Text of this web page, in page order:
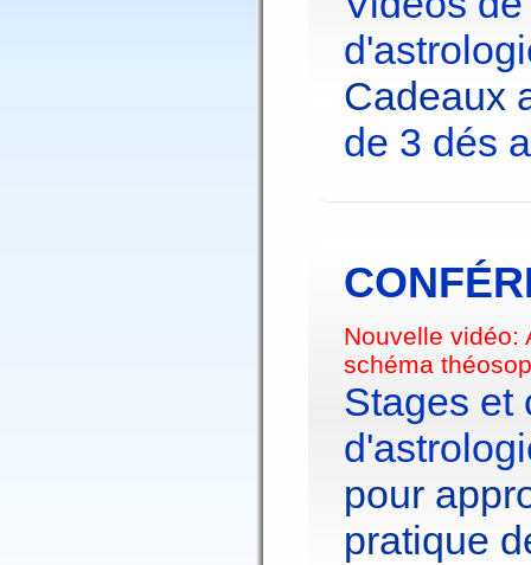
Cadeaux
de 3 dés
Nouvelle vidéo:
schéma
Stages et
pour
pratique